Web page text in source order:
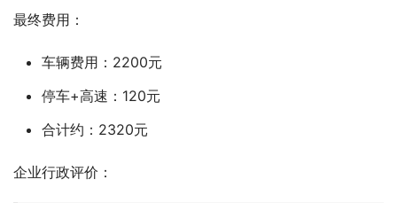
最终费用：
车辆费用：2200元
停车+高速：120元
合计约：2320元
企业行政评价：